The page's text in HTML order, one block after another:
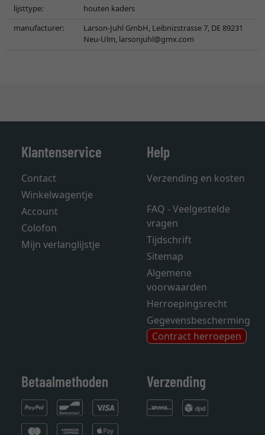
lijsttype:
houten kaders
manufacturer:
Larson-Juhl GmbH, Leibnizstrasse 7, DE 89231
Neu-Ulm, larsonjuhl@gmx.com
Klantenservice
Contact
Winkelwagentje
Account
Colofon
Mijn verlanglijstje
Help
Verzending en kosten
FAQ - Veelgestelde
vragen
Tijdschrift
Sitemap
Algemene
voorwaarden
Herroepingsrecht
Gegevensbescherming
Contract herroepen
Betaalmethoden Verzending